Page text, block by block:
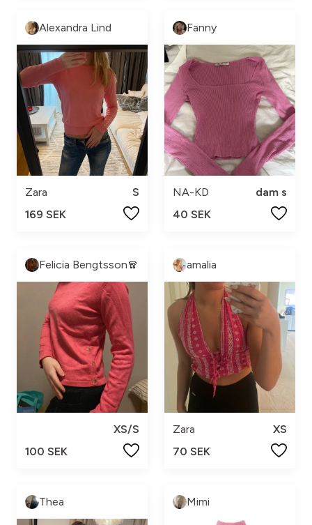
Alexandra Lind
Zara
S
169 SEK
Fanny
NA-KD
dam s
40 SEK
Felicia Bengtsson🧣
XS/S
100 SEK
amalia
Zara
XS
70 SEK
Thea Mimi